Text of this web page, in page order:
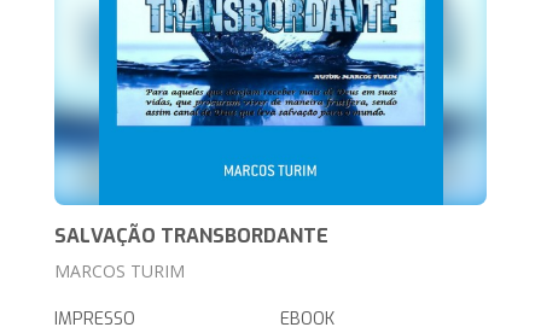
SALVAÇÃO TRANSBORDANTE
MARCOS TURIM
IMPRESSO EBOOK